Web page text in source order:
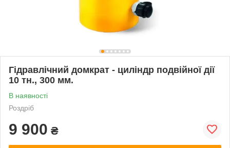
Гідравлічний домкрат - циліндр подвійної дії
10 тн., 300 мм.
В наявності
Роздріб
9 900 ₴